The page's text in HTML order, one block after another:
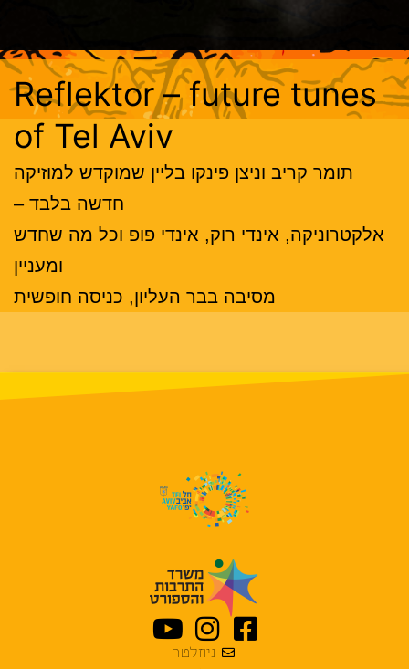
Reflektor – future tunes
of Tel Aviv
תומר קריב וניצן פינקו בליין שמוקדש למוזיקה
חדשה בלבד –
אלקטרוניקה, אינדי רוק, אינדי פופ וכל מה שחדש
ומעניין
מסיבה בבר העליון, כניסה חופשית
ניוזלטר